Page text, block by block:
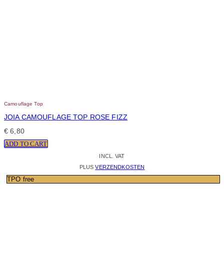
Camouflage Top
JOIA CAMOUFLAGE TOP ROSE FIZZ
€ 6,80
ADD TO CART
INCL. VAT
PLUSVERZENDKOSTEN
TPO free